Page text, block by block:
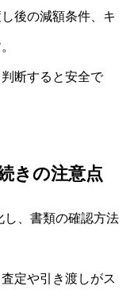
後の減額条件、キ
断すると安全で
きの注意点
し、書類の確認方法
定や引き渡しがス